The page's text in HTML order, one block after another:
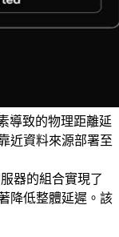
導致的物理距離延
近資料來源部署至
服器的組合實現了
降低整體延遲。該